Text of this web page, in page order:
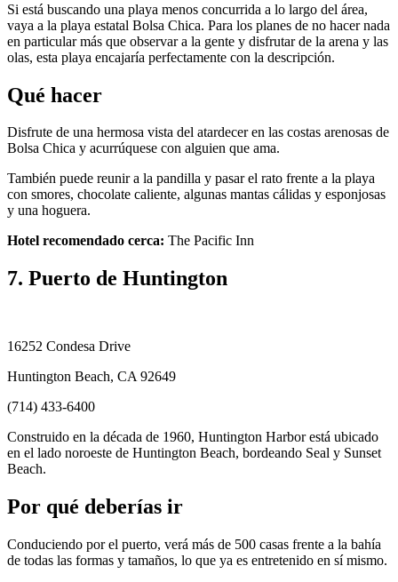
Si está buscando una playa menos concurrida a lo largo del área,
vaya a la playa estatal Bolsa Chica. Para los planes de no hacer nada
en particular más que observar a la gente y disfrutar de la arena y las
olas, esta playa encajaría perfectamente con la descripción.
Qué hacer
Disfrute de una hermosa vista del atardecer en las costas arenosas de
Bolsa Chica y acurrúquese con alguien que ama.
También puede reunir a la pandilla y pasar el rato frente a la playa
con smores, chocolate caliente, algunas mantas cálidas y esponjosas
y una hoguera.
Hotel recomendado cerca: The Pacific Inn
7. Puerto de Huntington
16252 Condesa Drive
Huntington Beach, CA 92649
(714) 433-6400
Construido en la década de 1960, Huntington Harbor está ubicado
en el lado noroeste de Huntington Beach, bordeando Seal y Sunset
Beach.
Por qué deberías ir
Conduciendo por el puerto, verá más de 500 casas frente a la bahía
de todas las formas y tamaños, lo que ya es entretenido en sí mismo.